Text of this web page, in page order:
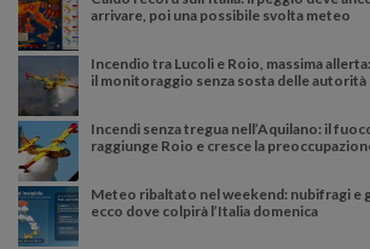
arrivare, poi una possibile svolta meteo
Incendio tra Lucoli e Roio, massima
il monitoraggio senza sosta delle autorità
Incendi senza tregua nell’Aquilano: il
raggiunge Roio e cresce la
Meteo ribaltato nel weekend: nubifragi e
ecco dove colpirà l’Italia domenica